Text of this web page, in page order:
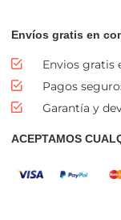
Envíos gratis en
Envios gratis
Pagos
Garantía y
ACEPTAMOS